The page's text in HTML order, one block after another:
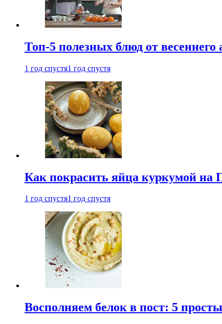
Топ-5 полезных блюд от
1 год спустя1 год спустя
Как покрасить яйца куркумой на
1 год спустя1 год спустя
Восполняем белок в пост: 5